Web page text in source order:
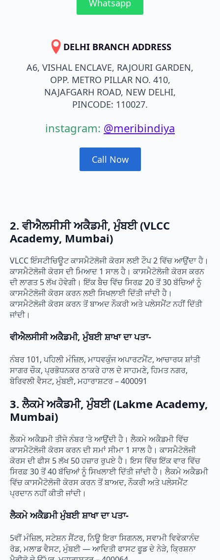
Whatsapp
DELHI BRANCH ADDRESS
A6, VISHAL ENCLAVE, RAJOURI GARDEN,
OPP. METRO PILLAR NO. 410,
NAJAFGARH ROAD, NEW DELHI,
PINCODE: 110027.
instagram: @meribindiya
Call Now
2. ਵੀਐਲਸੀਸੀ ਅਕੈਡਮੀ, ਮੁੰਬਈ (VLCC
Academy, Mumbai)
VLCC ਇੰਸਟੀਚਿਊਟ ਕਾਸਮੈਟੋਲੋਜੀ ਕੋਰਸ ਲਈ ਟੌਪ 2 ਵਿੱਚ ਆਉਂਦਾ ਹੈ।
ਕਾਸਮੈਟੋਲੋਜੀ ਕੋਰਸ ਦੀ ਮਿਆਦ 1 ਸਾਲ ਹੈ। ਕਾਸਮੈਟੋਲੋਜੀ ਕੋਰਸ ਕਰਨ
ਦੀ ਲਾਗਤ 5 ਲੱਖ ਹੋਵੇਗੀ। ਇੱਕ ਬੈਚ ਵਿੱਚ ਸਿਰਫ਼ 20 ਤੋਂ 30 ਬੱਚਿਆਂ ਨੂੰ
ਕਾਸਮੈਟੋਲੋਜੀ ਕੋਰਸ ਕਰਨ ਲਈ ਸਿਖਲਾਈ ਦਿੱਤੀ ਜਾਂਦੀ ਹੈ।
ਕਾਸਮੈਟੋਲੋਜੀ ਕੋਰਸ ਕਰਨ ਤੋਂ ਬਾਅਦ ਨੌਕਰੀ ਅਤੇ ਪਲੇਸਮੈਂਟ ਨਹੀਂ ਦਿੱਤੀ
ਜਾਂਦੀ।
ਵੀਐਲਸੀਸੀ ਅਕੈਡਮੀ, ਮੁੰਬਈ ਸ਼ਾਖਾ ਦਾ ਪਤਾ-
ਨੰਬਰ 101, ਪਹਿਲੀ ਮੰਜ਼ਿਲ, ਮਾਧਵਕੁੰਜ ਅਪਾਰਟਮੈਂਟ, ਆਚਾਰਯ ਸ਼ਾਂਤੀ
ਸਾਗਰ ਚੌਕ, ਪ੍ਰਭੋਧਨਕਰ ਠਾਕਰੇ ਹਾਲ ਦੇ ਸਾਹਮਣੇ, ਹਿਮਤ ਨਗਰ,
ਬੋਰਿਵਲੀ ਵੈਸਟ, ਮੁੰਬਈ, ਮਹਾਰਾਸ਼ਟਰ – 400091
3. ਲੈਕਮੇ ਅਕੈਡਮੀ, ਮੁੰਬਈ (Lakme Academy,
Mumbai)
ਲੈਕਮੇ ਅਕੈਡਮੀ ਤੀਜੇ ਨੰਬਰ ‘ਤੇ ਆਉਂਦੀ ਹੈ। ਲੈਕਮੇ ਅਕੈਡਮੀ ਵਿੱਚ
ਕਾਸਮੈਟੋਲੋਜੀ ਕੋਰਸ ਕਰਨ ਦੀ ਸਮਾਂ ਸੀਮਾ 1 ਸਾਲ ਹੈ। ਕਾਸਮੈਟੋਲੋਜੀ
ਕੋਰਸ ਦੀ ਫੀਸ 5 ਲੱਖ 50 ਹਜ਼ਾਰ ਰੁਪਏ ਹੈ। ਇਸ ਵਿੱਚ ਇੱਕ ਵਾਰ ਵਿੱਚ
ਸਿਰਫ਼ 30 ਤੋਂ 40 ਬੱਚਿਆਂ ਨੂੰ ਸਿਖਲਾਈ ਦਿੱਤੀ ਜਾਂਦੀ ਹੈ। ਲੈਕਮੇ ਅਕੈਡਮੀ
ਵਿੱਚ ਕਾਸਮੈਟੋਲੋਜੀ ਕੋਰਸ ਕਰਨ ਤੋਂ ਬਾਅਦ, ਨੌਕਰੀ ਅਤੇ ਪਲੇਸਮੈਂਟ
ਪ੍ਰਦਾਨ ਨਹੀਂ ਕੀਤੀ ਜਾਂਦੀ।
ਲੈਕਮੇ ਅਕੈਡਮੀ ਮੁੰਬਈ ਸ਼ਾਖਾ ਦਾ ਪਤਾ-
5ਵੀਂ ਮੰਜ਼ਿਲ, ਸਟੇਸ਼ਨ ਸੈਂਟਰ, ਨਿਊ ਇਰਾ ਸਿਗਨਲ, ਸਵਾਮੀ ਵਿਵੇਕਾਨੰਦ
ਰੋਡ, ਮਲਾਡ ਵੈਸਟ, ਮੁੰਬਈ — ਆਦਿਤੀ ਫਾਸਟ ਫੂਡ ਦੇ ਨੇੜੇ, ਕ੍ਰਿਸ਼ਨਾ